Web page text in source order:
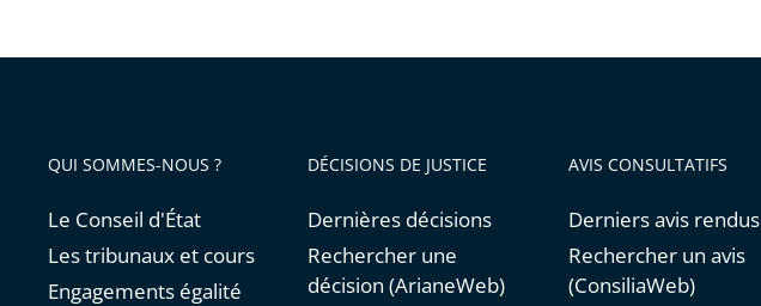
QUI SOMMES-NOUS ?
Le Conseil d'État
Les tribunaux et cours
Engagements égalité
DÉCISIONS DE JUSTICE
Dernières décisions
Rechercher une
décision (ArianeWeb)
AVIS CONSULTATIFS
Derniers avis rendus
Rechercher un avis
(ConsiliaWeb)